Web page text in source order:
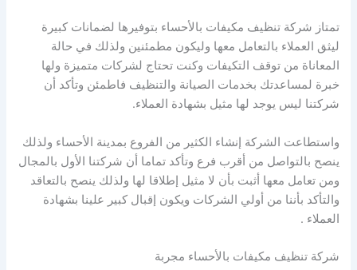
تمتاز شركة تنظيف مكيفات بالأحساء بتوفيرها لضمانات كبيرة
ليثق العملاء بالتعامل معها وليكون مطمئنين ولذلك في حالة
المعاناة من توقف التكيفات وكنت تحتاج لشركات متميزة ولها
خبرة لمساعدتك بخدمات الصيانة والتنظيف فاطمئن وتأكد أن
شركتنا ليس يوجد لها مثيل بشهادة العملاء.
واستطاعت الشركة إنشاء الكثير من الفروع بمدينة الأحساء ولذلك
ينصح بالتواصل من أقرب فرع وتأكد تماما أن شركتنا الأول بالمجال
ومن تعامل معها أثبت بأن لا مثيل إطلاقا لها ولذلك ينصح بالتعاقد
والتأكد بأننا من أولي الشركات ويكون إقبال كبير علينا بشهادة
العملاء .
شركة تنظيف مكيفات بالأحساء مجربة